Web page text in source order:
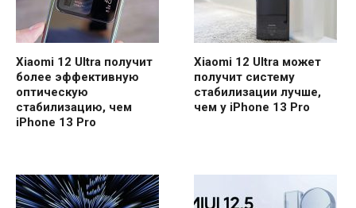
Xiaomi 12 Ultra получит
более эффективную
оптическую
стабилизацию, чем
iPhone 13 Pro
Xiaomi 12 Ultra может
получит систему
стабилизации лучше,
чем у iPhone 13 Pro